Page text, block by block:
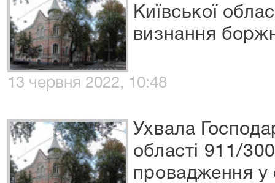
Київської
визнання
13 червня 2022, 10:48
Ухвала
області 911/
провадження у